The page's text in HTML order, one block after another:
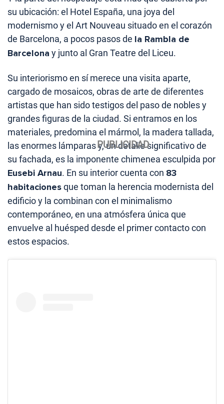
su ubicación: el Hotel España, una joya del
modernismo y el Art Nouveau situado en el corazón
de Barcelona, a pocos pasos de la Rambla de
Barcelona y junto al Gran Teatre del Liceu.
Su interiorismo en sí merece una visita aparte,
cargado de mosaicos, obras de arte de diferentes
artistas que han sido testigos del paso de nobles y
grandes figuras de la ciudad. Si entramos en los
materiales, predomina el mármol, la madera tallada,
las enormes lámparas y, un detalle significativo de
su fachada, es la imponente chimenea esculpida por
Eusebi Arnau. En su interior cuenta con 83
habitacionesque toman la herencia modernista del
edificio y la combinan con el minimalismo
contemporáneo, en una atmósfera única que
envuelve al huésped desde el primer contacto con
estos espacios.